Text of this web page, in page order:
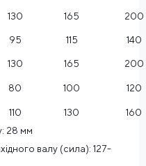
130 165 200
95 115 140
130 165 200
80 100 120
110 130
160
28 мм
валу (сила): 127-